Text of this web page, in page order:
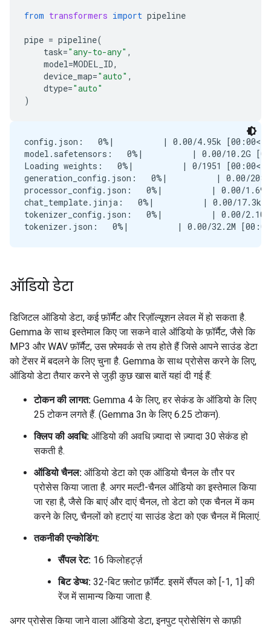
from transformers import pipeline
pipe = pipeline(
task="any-to-any" ,
model=MODEL_ID,
device_map="auto" ,
dtype="auto"
)
config.json:   0%|          | 0.00/4.95k
model.safetensors:   0%|          | 0.00/10.2G
Loading weights:   0%|          | 0/1951
generation_config.json:   0%|          | 0.00/208
processor_config.json:   0%|          | 0.00/1.69k
chat_template.jinja:   0%|          | 0.00/17.3k
tokenizer_config.json:   0%|          | 0.00/2.10k
ऑडियो डेटा
डिजिटल ऑडियो डेटा, कई फ़ॉर्मैट और रिज़ॉल्यूशन लेवल में हो सकता है.
Gemma के साथ इस्तेमाल किए जा सकने वाले ऑडियो के फ़ॉर्मैट, जैसे कि
MP3 और WAV फ़ॉर्मैट, उस फ़्रेमवर्क से तय होते हैं जिसे आपने साउंड डेटा
को टेंसर में बदलने के लिए चुना है. Gemma के साथ प्रोसेस करने के लिए,
ऑडियो डेटा तैयार करने से जुड़ी कुछ खास बातें यहां दी गई हैं:
टोकन की लागत: Gemma 4 के लिए, हर सेकंड के ऑडियो के लिए
25 टोकन लगते हैं. (Gemma 3n के लिए 6.25 टोकन).
क्लिप की अवधि: ऑडियो की अवधि ज़्यादा से ज़्यादा 30 सेकंड हो
सकती है.
ऑडियो चैनल: ऑडियो डेटा को एक ऑडियो चैनल के तौर पर
प्रोसेस किया जाता है. अगर मल्टी-चैनल ऑडियो का इस्तेमाल किया
जा रहा है, जैसे कि बाएं और दाएं चैनल, तो डेटा को एक चैनल में कम
करने के लिए, चैनलों को हटाएं या साउंड डेटा को एक चैनल में मिलाएं.
तकनीकी एन्कोडिंग:
सैंपल रेट: 16 किलोहर्ट्ज़
बिट डेप्थ: 32-बिट फ़्लोट फ़ॉर्मैट. इसमें सैंपल को [-1, 1] की
रेंज में सामान्य किया जाता है.
अगर प्रोसेस किया जाने वाला ऑडियो डेटा, इनपुट प्रोसेसिंग से काफ़ी